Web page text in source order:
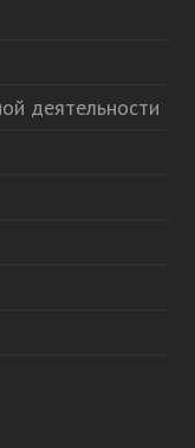
деятельности